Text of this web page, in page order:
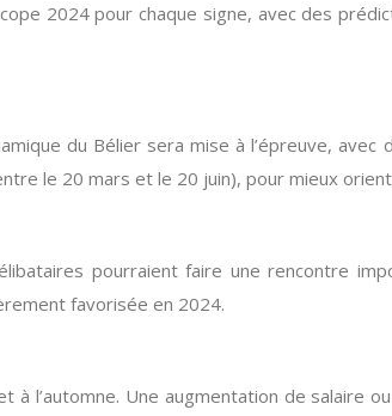
2024 pour chaque signe, avec des
du Bélier sera mise à l’épreuve,
le 20 mars et le 20 juin), pour mieux
pourraient faire une rencontre
favorisée en 2024.
Une augmentation de salaire